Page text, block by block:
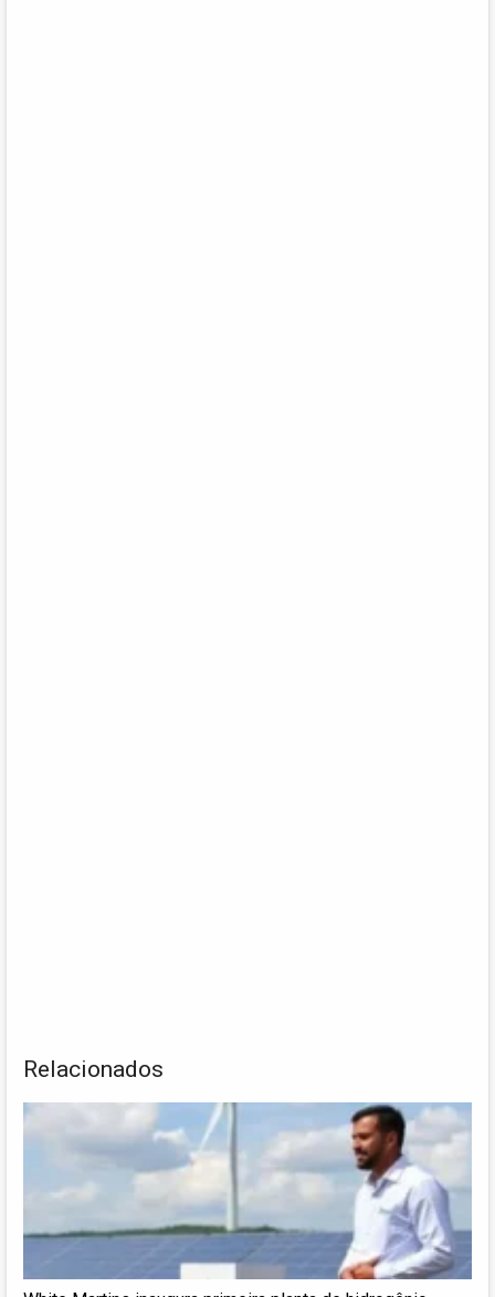
Relacionados